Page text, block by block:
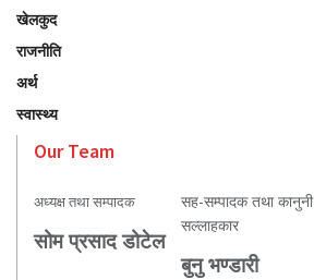
खेलकुद
राजनीति
अर्थ
स्वास्थ्य
Our Team
अध्यक्ष तथा सम्पादक
सोम प्रसाद डोटेल
सह-सम्पादक तथा कानुनी
सल्लाहकार
बुनु भण्डारी